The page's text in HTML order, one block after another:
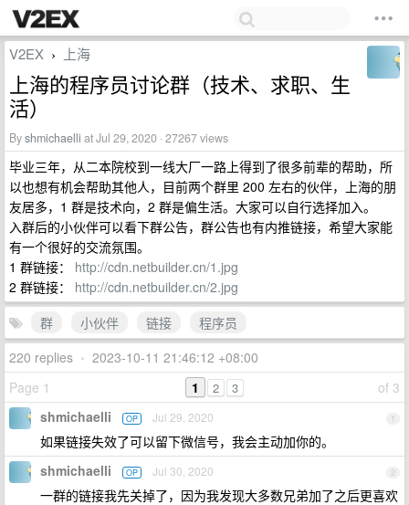
V2EX › 上海
上海的程序员讨论群（技术、求职、生
活）
Byshmichaelli at Jul 29, 2020 · 27267 views
毕业三年，从二本院校到一线大厂一路上得到了很多前辈的帮助，所
以也想有机会帮助其他人，目前两个群里 200 左右的伙伴，上海的朋
友居多，1 群是技术向，2 群是偏生活。大家可以自行选择加入。
入群后的小伙伴可以看下群公告，群公告也有内推链接，希望大家能
有一个很好的交流氛围。
1 群链接： http://cdn.netbuilder.cn/1.jpg
2 群链接： http://cdn.netbuilder.cn/2.jpg
群
小伙伴 链接
程序员
220 replies • 2023-10-11 21:46:12 +08:00
Page 1
of 3
1 2 3
1
shmichaelli OP Jul 29, 2020
如果链接失效了可以留下微信号，我会主动加你的。
2
shmichaelli OP Jul 30, 2020
一群的链接我先关掉了，因为我发现大多数兄弟加了之后更喜欢